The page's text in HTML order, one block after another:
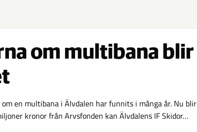
om multibana blir
om en multibana i Älvdalen har funnits i många år. Nu blir
kronor från Arvsfonden kan Älvdalens IF Skidor…